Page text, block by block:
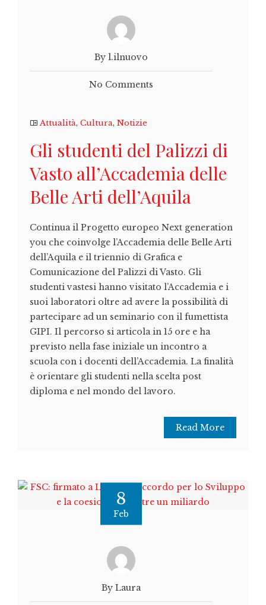
By l.ilnuovo
No Comments
Attualità, Cultura, Notizie
Gli studenti del Palizzi di
Vasto all’Accademia delle
Belle Arti dell’Aquila
Continua il Progetto europeo Next generation
you che coinvolge l’Accademia delle Belle Arti
dell’Aquila e il triennio di Grafica e
Comunicazione del Palizzi di Vasto. Gli
studenti vastesi hanno visitato l’Accademia e i
suoi laboratori oltre ad avere la possibilità di
partecipare ad un seminario con il fumettista
GIPI. Il percorso si articola in 15 ore e ha
previsto nella fase iniziale un incontro a
scuola con i docenti dell’Accademia. La finalità
è orientare gli studenti nella scelta post
diploma e nel mondo del lavoro.
Read More
8
Feb
By Laura